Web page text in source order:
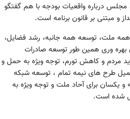
درباره واقعیات بودجه با هم گفتگو
مبتنی بر قانون برنامه است.
همه ملت، توسعه همه جانبه، رشد فضایل،
بهره وری همین طور توسعه صادرات
مردم و کاهش تورم، توجه ویژه به حمل و
طرح های نیمه تمام ، توسعه شبکه
و یکسان برای آحاد ملت و توجه ویژه به
شده است.